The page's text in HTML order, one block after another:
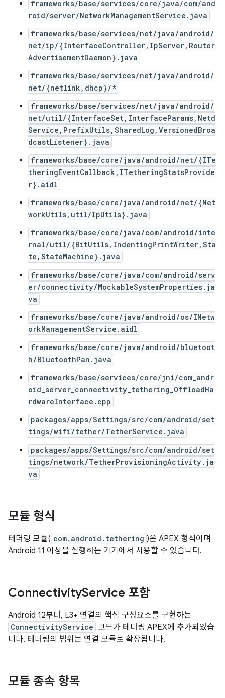
frameworks/base/services/core/java/com/and
roid/server/NetworkManagementService.java
frameworks/base/services/net/java/android/
net/ip/{InterfaceController,IpServer,Router
AdvertisementDaemon}.java
frameworks/base/services/net/java/android/
net/{netlink,dhcp}/*
frameworks/base/services/net/java/android/
net/util/{InterfaceSet,InterfaceParams,Netd
Service,PrefixUtils,SharedLog,VersionedBroa
dcastListener}.java
frameworks/base/core/java/android/net/{ITe
theringEventCallback,ITetheringStatsProvide
r}.aidl
frameworks/base/core/java/android/net/{Net
workUtils,util/IpUtils}.java
frameworks/base/core/java/com/android/inte
rnal/util/{BitUtils,IndentingPrintWriter,Sta
te,StateMachine}.java
frameworks/base/core/java/com/android/serv
er/connectivity/MockableSystemProperties.ja
va
frameworks/base/core/java/android/os/INetw
orkManagementService.aidl
frameworks/base/core/java/android/bluetoot
h/BluetoothPan.java
frameworks/base/services/core/jni/com_andr
oid_server_connectivity_tethering_OffloadHa
rdwareInterface.cpp
packages/apps/Settings/src/com/android/set
tings/wifi/tether/TetherService.java
packages/apps/Settings/src/com/android/set
tings/network/TetherProvisioningActivity.ja
va
모듈 형식
테더링 모듈( com.android.tethering )은 APEX 형식이며
Android 11 이상을 실행하는 기기에서 사용할 수 있습니다.
ConnectivityService 포함
Android 12부터, L3+ 연결의 핵심 구성요소를 구현하는
ConnectivityService 코드가 테더링 APEX에 추가되었습
니다. 테더링의 범위는 연결 모듈로 확장됩니다.
모듈 종속 항목